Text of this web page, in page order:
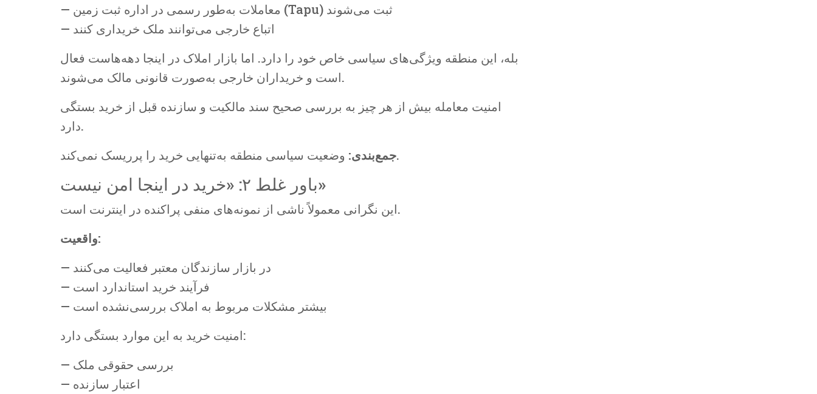
— معاملات به‌طور رسمی در اداره ثبت زمین (Tapu) ثبت می‌شوند
— اتباع خارجی می‌توانند ملک خریداری کنند
بله، این منطقه ویژگی‌های سیاسی خاص خود را دارد. اما بازار املاک در اینجا دهه‌هاست فعال
است و خریداران خارجی به‌صورت قانونی مالک می‌شوند.
امنیت معامله بیش از هر چیز به بررسی صحیح سند مالکیت و سازنده قبل از خرید بستگی
دارد.
جمع‌بندی:وضعیت سیاسی منطقه به‌تنهایی خرید را پرریسک نمی‌کند.
باور غلط ۲: «خرید در اینجا امن نیست»
این نگرانی معمولاً ناشی از نمونه‌های منفی پراکنده در اینترنت است.
واقعیت:
— در بازار سازندگان معتبر فعالیت می‌کنند
— فرآیند خرید استاندارد است
— بیشتر مشکلات مربوط به املاک بررسی‌نشده است
امنیت خرید به این موارد بستگی دارد:
— بررسی حقوقی ملک
— اعتبار سازنده